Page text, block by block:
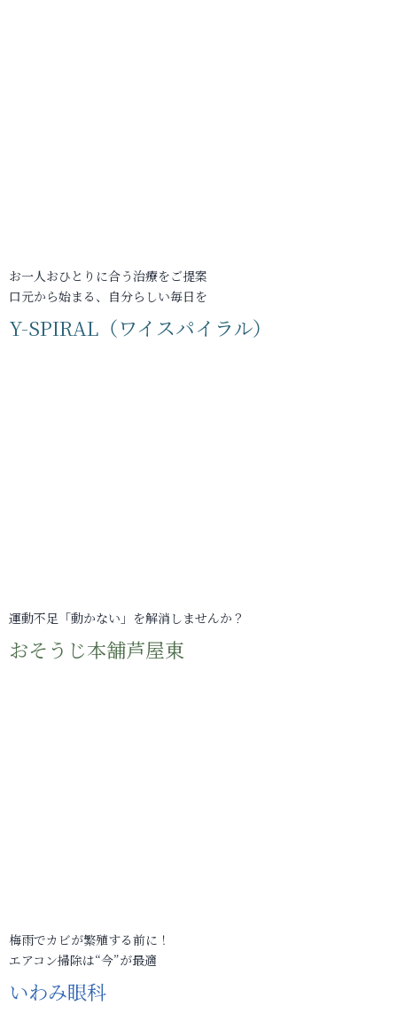
お一人おひとりに合う治療をご提案
口元から始まる、自分らしい毎日を
Y-SPIRAL（ワイスパイラル）
運動不足「動かない」を解消しませんか？
おそうじ本舗芦屋東
梅雨でカビが繁殖する前に！
エアコン掃除は“今”が最適
いわみ眼科